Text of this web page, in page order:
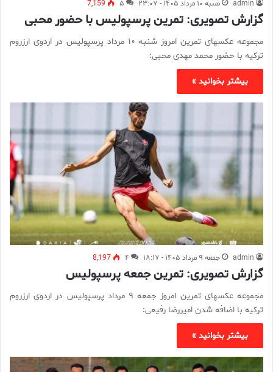
admin شنبه ۱۰ مرداد ۱۴۰۵ - ۲۳:۰۷ ۵ 7,159
گزارش تصویری: تمرین پرسپولیس با حضور محبی
مجموعه عکسهای تمرین امروز شنبه ۱۰ مرداد پرسپولیس در اردوی ارزروم
ترکیه با حضور محمد مهدی محبی:
بیشتر بخوانید »
admin جمعه ۹ مرداد ۱۴۰۵ - ۱۸:۱۷ ۴ 8,197
گزارش تصویری: تمرین جمعه پرسپولیس
مجموعه عکسهای تمرین امروز جمعه ۹ مرداد پرسپولیس در اردوی ارزروم
ترکیه با اضافه شدن امیررضا رفیعی:
بیشتر بخوانید »